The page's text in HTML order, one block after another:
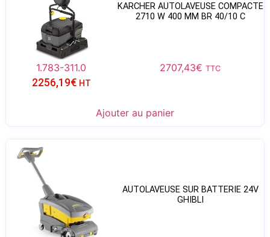
KARCHER AUTOLAVEUSE COMPACTE
2710 W 400 MM BR 40/10 C
1.783-311.0 2707,43€ TTC
2256,19€ HT
Ajouter au panier
AUTOLAVEUSE SUR BATTERIE 24V
GHIBLI